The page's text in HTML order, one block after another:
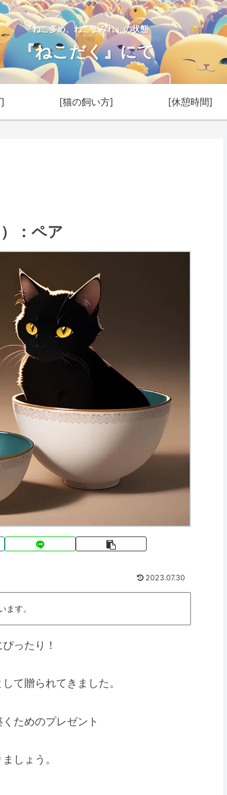
『ねこ多め、ねこまみれ』の状態
『ねこだく』にて
[猫の飼い方] [休憩時間]
：ペア
2023.07.30
ます。
ったり！
て贈られてきました。
ためのプレゼント
しょう。